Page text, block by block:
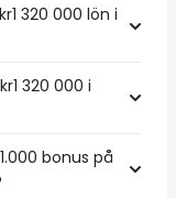
320 000 lön i
320 000 i
bonus på